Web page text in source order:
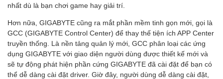
nhất dù là bạn chơi game hay giải trí.
Hơn nữa, GIGABYTE cũng ra mắt phần mềm tinh gọn mới, gọi là
GCC (GIGABYTE Control Center) để thay thế tiện ích APP Center
truyền thống. Là nền tảng quản lý mới, GCC phân loại các ứng
dụng GIGABYTE với giao diện người dùng được thiết kế mới và
sẽ tự động phát hiện phần cứng GIGABYTE đã cài đặt để bạn có
thể dễ dàng cài đặt driver. Giờ đây, người dùng dễ dàng cài đặt,